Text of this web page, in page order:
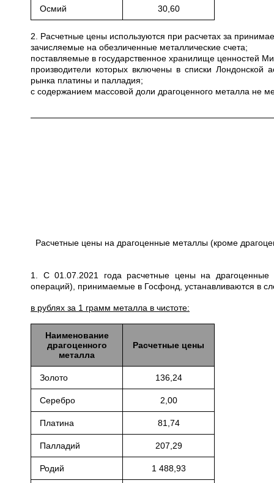
Осмий 30,60
2. Расчетные цены используются при расчетах за
зачисляемые на обезличенные металлические счета;
поставляемые в государственное хранилище ценностей
производители которых включены в списки Лондонской
рынка платины и палладия;
с содержанием массовой доли драгоценного металла не
Расчетные цены на драгоценные металлы (кроме
1. С 01.07.2021 года расчетные цены на драгоценные
операций), принимаемые в Госфонд, устанавливаются в
в рублях за 1 грамм металла в чистоте:
Наименование
драгоценного
металла
Расчетные цены
Золото 136,24
Серебро 2,00
Платина 81,74
Палладий 207,29
Родий 1 488,93